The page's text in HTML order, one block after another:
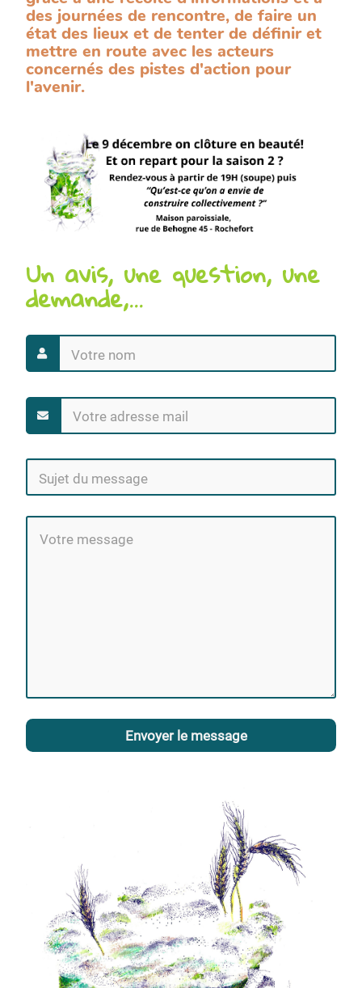
des journées de rencontre, de faire un
état des lieux et de tenter de définir et
mettre en route avec les acteurs
concernés des pistes d'action pour
l'avenir.
Un avis, une question, une
demande,...
Envoyer le message